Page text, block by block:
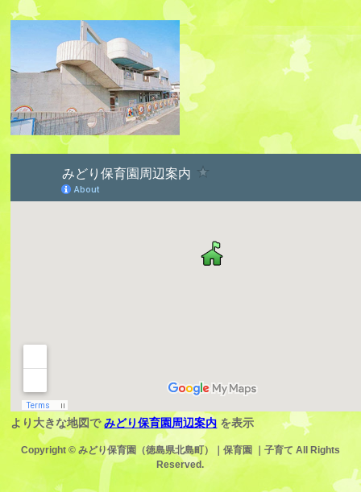
より大きな地図でみどり保育園周辺案内 を表示
Copyright © みどり保育園（徳島県北島町）｜保育園 ｜子育て All Rights
Reserved.